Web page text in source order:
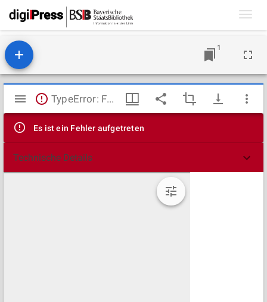
1
Mirador
Viewer
TypeError: Failed to fetch
Es ist ein Fehler aufgetreten
Technische Details